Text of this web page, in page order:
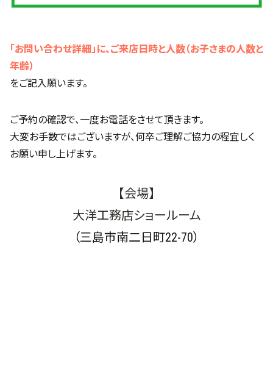
「お問い合わせ詳細」に、ご来店日時と人数（お子さまの人数と
年齢）
をご記入願います。
ご予約の確認で、一度お電話をさせて頂きます。
大変お手数ではございますが、何卒ご理解ご協力の程宜しく
お願い申し上げます。
【会場】
大洋工務店ショールーム
（三島市南二日町22-70）